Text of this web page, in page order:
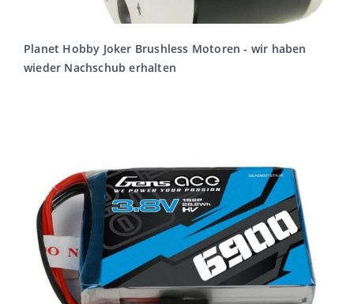
Planet Hobby Joker Brushless Motoren - wir haben
wieder Nachschub erhalten